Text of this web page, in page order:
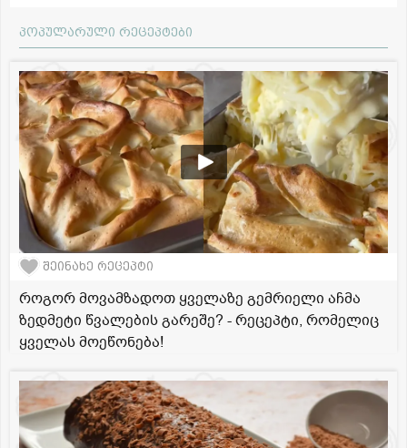
პოპულარული რეცეპტები
შეინახე რეცეპტი
როგორ მოვამზადოთ ყველაზე გემრიელი აჩმა
ზედმეტი წვალების გარეშე? - რეცეპტი, რომელიც
ყველას მოეწონება!